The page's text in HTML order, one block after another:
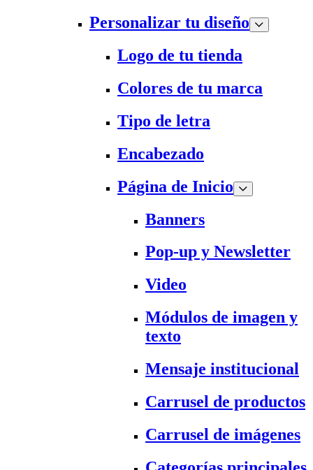
Personalizar tu diseño
Logo de tu tienda
Colores de tu marca
Tipo de letra
Encabezado
Página de Inicio
Banners
Pop-up y Newsletter
Video
Módulos de imagen y
texto
Mensaje institucional
Carrusel de productos
Carrusel de imágenes